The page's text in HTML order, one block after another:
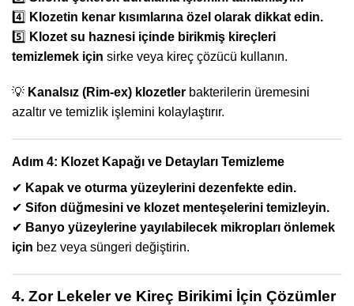
4️⃣ Klozetin kenar kısımlarına özel olarak dikkat edin.
5️⃣ Klozet su haznesi içinde birikmiş kireçleri
temizlemek için sirke veya kireç çözücü kullanın.
💡 Kanalsız (Rim-ex) klozetler bakterilerin üremesini
azaltır ve temizlik işlemini kolaylaştırır.
Adım 4: Klozet Kapağı ve Detayları Temizleme
✔ Kapak ve oturma yüzeylerini dezenfekte edin.
✔ Sifon düğmesini ve klozet menteşelerini temizleyin.
✔ Banyo yüzeylerine yayılabilecek mikropları önlemek
için bez veya süngeri değiştirin.
4. Zor Lekeler ve Kireç Birikimi İçin Çözümler